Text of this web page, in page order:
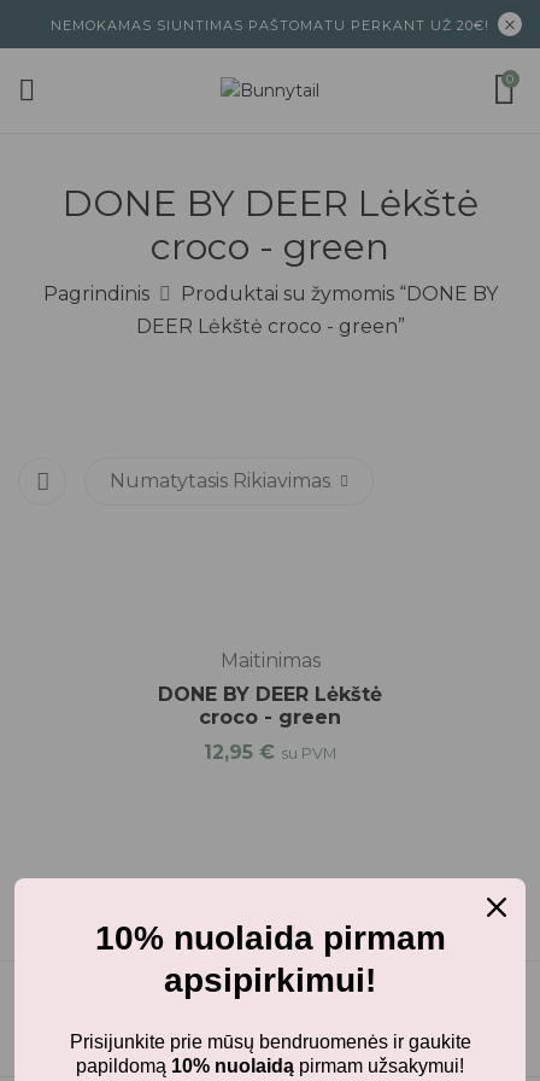
NEMOKAMAS SIUNTIMAS PAŠTOMATU PERKANT UŽ 20€!
0
DONE BY DEER Lėkštė
croco - green
Pagrindinis
Produktai su žymomis “DONE BY
DEER Lėkštė croco - green”
Numatytasis Rikiavimas
Maitinimas
DONE BY DEER Lėkštė
croco - green
12,95 € su PVM
10% nuolaida pirmam
apsipirkimui!
Prisijunkite prie mūsų bendruomenės ir gaukite
papildomą 10% nuolaidą pirmam užsakymui!